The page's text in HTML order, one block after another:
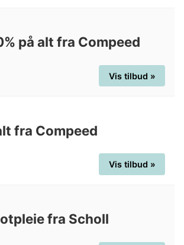
på alt fra Compeed
Vis tilbud »
fra Compeed
Vis tilbud »
fra Scholl